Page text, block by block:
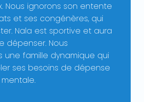
Nous ignorons son entente
et ses congénères, qui
Nala est sportive et aura
dépenser. Nous
une famille dynamique qui
ses besoins de dépense